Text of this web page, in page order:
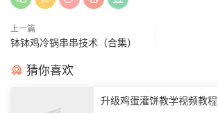
上一篇
钵钵鸡冷锅串串技术（合集）
猜你喜欢
升级鸡蛋灌饼教学视频教程